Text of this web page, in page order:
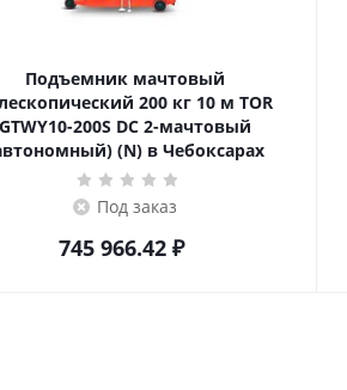
Подъемник мачтовый
200 кг 10 м TOR
GTWY10-200S DC 2-мачтовый
(N) в Чебоксарах
Под заказ
745 966.42₽